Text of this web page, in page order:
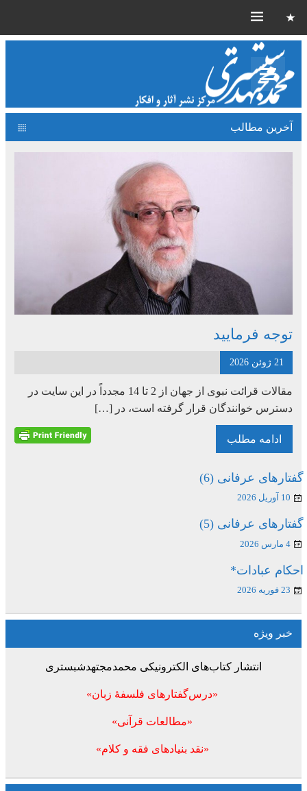
آخرین مطالب
توجه فرمایید
21 ژوئن 2026
مقالات قرائت نبوی از جهان از 2 تا 14 مجدداً در این سایت در
دسترس خوانندگان قرار گرفته است، در […]
ادامه مطلب
گفتارهای عرفانی (6)
10 آوریل 2026
گفتارهای عرفانی (5)
4 مارس 2026
احکام عبادات*
23 فوریه 2026
خبر ویژه
انتشار کتاب‌های الکترونیکی محمدمجتهدشبستری
«درس‌گفتارهای فلسفۀ زبان»
«مطالعات قرآنی»
«نقد بنیادهای فقه و کلام»